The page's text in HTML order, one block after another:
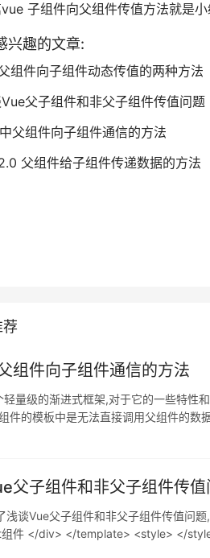
子组件向父组件传值方法就是
兴趣的文章:
组件向子组件动态传值的两种方法
父子组件和非父子组件传值问题
父组件向子组件通信的方法
父组件给子组件传递数据的方法
组件向子组件通信的方法
轻量级的渐进式框架,对于它的一些特性
件的模板中是无法直接调用父组件的
父子组件和非父子组件传值
浅谈Vue父子组件和非父子组件传值问
件 </div> </template> <style> </